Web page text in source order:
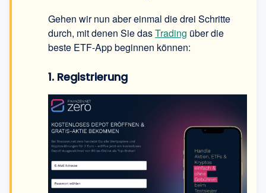
Gehen wir nun aber einmal die drei Schritte
durch, mit denen Sie dasTrading über die
beste ETF-App beginnen können:
1. Registrierung